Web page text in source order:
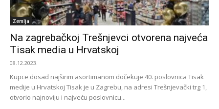
Zemlja
Na zagrebačkoj Trešnjevci otvorena najveća
Tisak media u Hrvatskoj
08.12.2023.
Kupce dosad najširim asortimanom dočekuje 40. poslovnica Tisak
medije u Hrvatskoj Tisak je u Zagrebu, na adresi Trešnjevački trg 1,
otvorio najnoviju i najveću poslovnicu...